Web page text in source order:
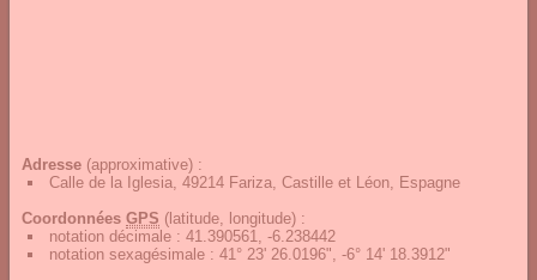
Adresse (approximative) :
Calle de la Iglesia, 49214 Fariza, Castille et Léon, Espagne
Coordonnées GPS (latitude, longitude) :
notation décimale : 41.390561, -6.238442
notation sexagésimale : 41° 23' 26.0196", -6° 14' 18.3912"